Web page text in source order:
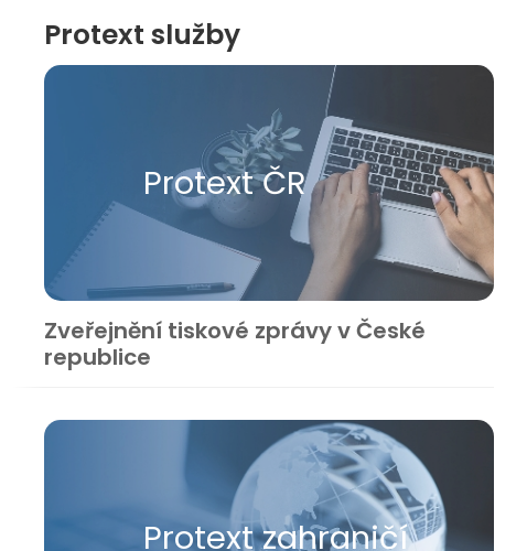
Protext služby
Protext ČR
Zveřejnění tiskové zprávy v České
republice
Protext zahraničí